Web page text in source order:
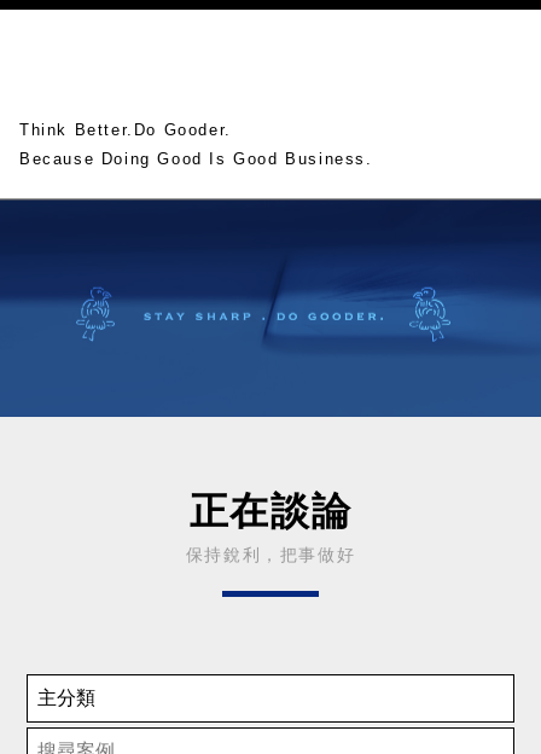
Think Better.Do Gooder.
Because Doing Good Is Good Business.
正在談論
保持銳利，把事做好